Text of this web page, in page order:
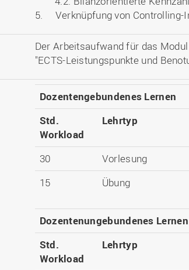
5. Verknüpfung von Controlling-
Der Arbeitsaufwand für das
"ECTS-Leistungspunkte und
Dozentengebundenes Lernen
Std.
Workload
Lehrtyp
30 Vorlesung
15
Übung
Dozentenungebundenes Lernen
Std.
Workload
Lehrtyp